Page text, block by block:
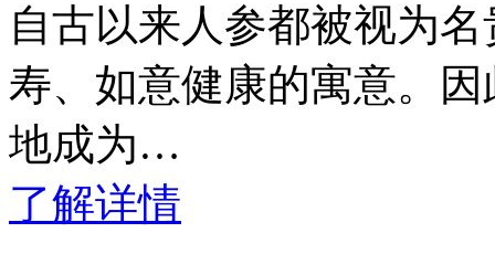
自古以来人参都被视为
寿、如意健康的寓意。
地成为…
了解详情